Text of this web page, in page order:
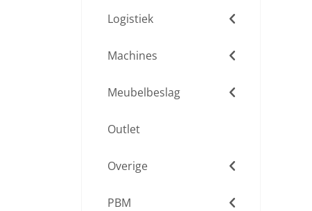
Logistiek
Machines
Meubelbeslag
Outlet
Overige
PBM